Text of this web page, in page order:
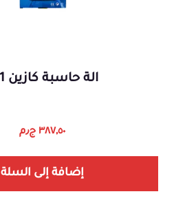
الة حاسبة كازين 871
٣٨٧,٥٠ ج٫م
إضافة إلى السلة